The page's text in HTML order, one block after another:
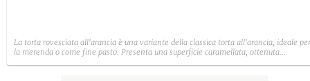
La torta rovesciata all'arancia è una variante della classica torta all'arancia, ideale per
la merenda o come fine pasto. Presenta una superficie caramellata, ottenuta